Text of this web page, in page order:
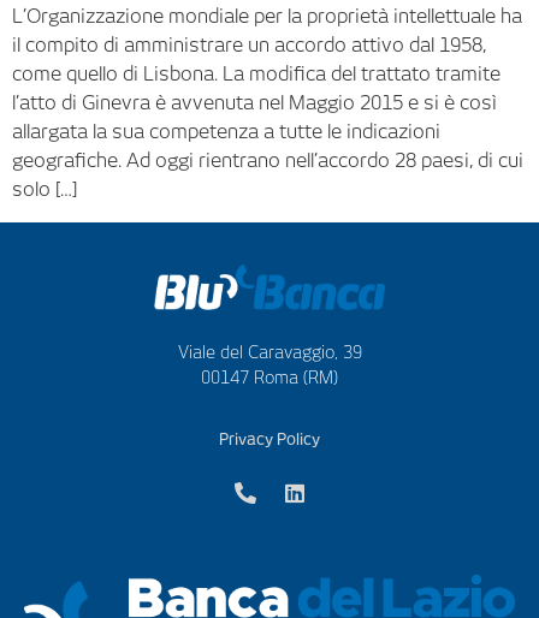
L’Organizzazione mondiale per la proprietà intellettuale ha
il compito di amministrare un accordo attivo dal 1958,
come quello di Lisbona. La modifica del trattato tramite
l’atto di Ginevra è avvenuta nel Maggio 2015 e si è così
allargata la sua competenza a tutte le indicazioni
geografiche. Ad oggi rientrano nell’accordo 28 paesi, di cui
solo […]
Viale del Caravaggio, 39
00147 Roma (RM)
Privacy Policy